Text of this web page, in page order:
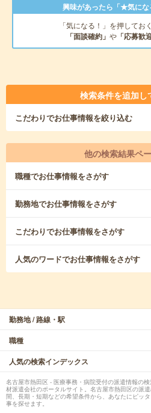
興味があったら「★気にな
「気になる！」を押してお
「面談確約」 や 「応募歓
検索条件を追加し
こだわりでお仕事情報を絞り込む
他の検索結果ペ
職種でお仕事情報をさがす
勤務地でお仕事情報をさがす
こだわりでお仕事情報をさがす
人気のワードでお仕事情報をさがす
勤務地 / 路線・駅
職種
人気の検索インデックス
名古屋市熱田区 - 医療事務・病院受付の派遣情報の
材派遣会社のポータルサイト。名古屋市熱田区の派
間、長期・短期などの希望条件から、あなたにピッ
事を探せます。